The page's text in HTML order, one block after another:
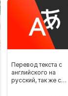
Перевод текста с
английского на
русский, так же с